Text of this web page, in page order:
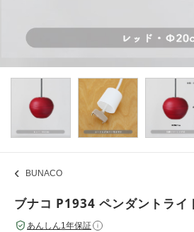
BUNACO
ブナコ P1934 ペンダントライ
あんしん1年保証 i